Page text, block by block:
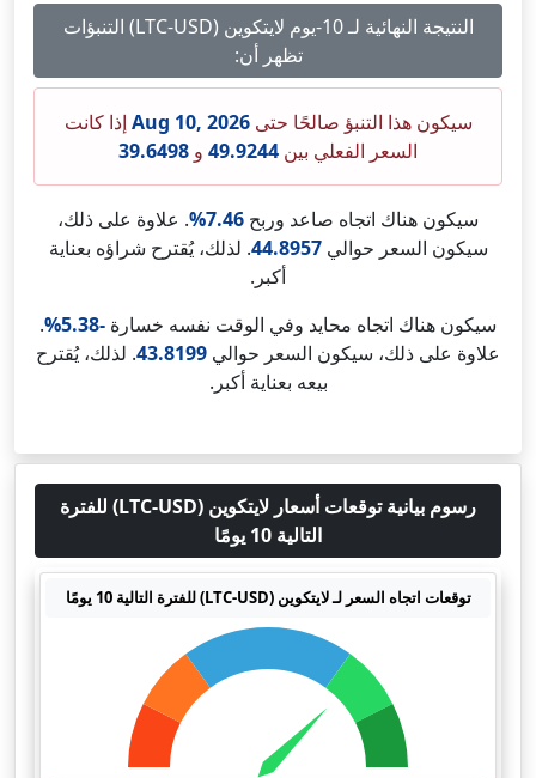
النتيجة النهائية لـ 10-يوم لايتكوين (LTC-USD) التنبؤات
تظهر أن:
سيكون هذا التنبؤ صالحًا حتىAug 10, 2026 إذا كانت
السعر الفعلي بين 49.9244 و 39.6498
سيكون هناك اتجاه صاعد وربح 7.46%
. علاوة على ذلك،
سيكون السعر حوالي44.8957. لذلك، يُقترح شراؤه بعناية
أكبر.
سيكون هناك اتجاه محايد وفي الوقت نفسه خسارة -5.38%
.
علاوة على ذلك، سيكون السعر حوالي 43.8199. لذلك، يُقترح
بيعه بعناية أكبر.
رسوم بيانية توقعات أسعار لايتكوين (LTC-USD) للفترة
التالية 10 يومًا
توقعات اتجاه السعر لـ لايتكوين (LTC-USD) للفترة التالية 10 يومًا